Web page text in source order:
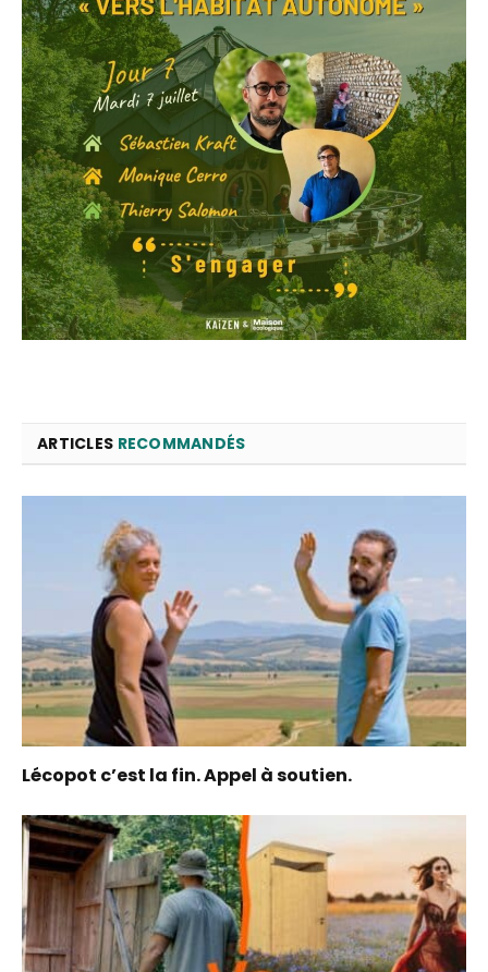
ARTICLES RECOMMANDÉS
Lécopot c’est la fin. Appel à soutien.